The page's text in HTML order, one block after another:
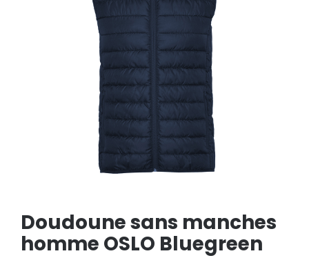
Doudoune sans manches
homme OSLO Bluegreen